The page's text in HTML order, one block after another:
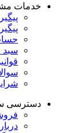
خدمات
سبد
دسترسی